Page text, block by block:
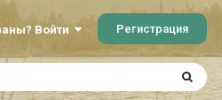
Войти Регистрация